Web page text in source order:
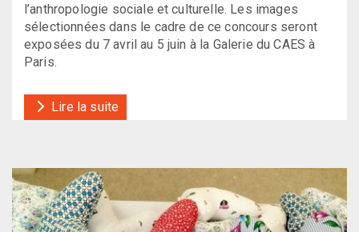
l’anthropologie sociale et culturelle. Les images
sélectionnées dans le cadre de ce concours seront
exposées du 7 avril au 5 juin à la Galerie du CAES à
Paris.
Lire la suite